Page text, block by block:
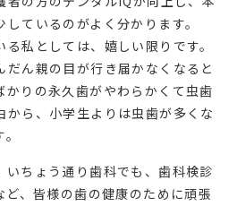
ているのがよく分かります。
私としては、嬉しい限りです。
だん親の目が行き届かなくなると
かりの永久歯がやわらかくて虫歯
から、小学生よりは虫歯が多くな
いちょう通り歯科でも、歯科検診
、皆様の歯の健康のために頑張